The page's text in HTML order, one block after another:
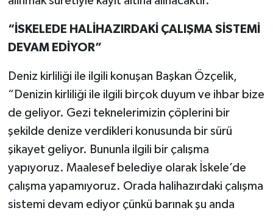
“İSKELEDE HALİHAZIRDAKİ ÇALIŞMA SİSTEMİ
DEVAM EDİYOR”
Deniz kirliliği ile ilgili konuşan Başkan Özçelik,
“Denizin kirliliği ile ilgili birçok duyum ve ihbar bize
de geliyor. Gezi teknelerimizin çöplerini bir
şekilde denize verdikleri konusunda bir sürü
şikayet geliyor. Bununla ilgili bir çalışma
yapıyoruz. Maalesef belediye olarak İskele’de
çalışma yapamıyoruz. Orada halihazırdaki çalışma
sistemi devam ediyor çünkü barınak şu anda